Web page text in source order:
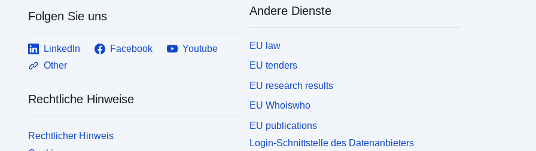
Folgen Sie uns
LinkedIn Facebook
Youtube
Other
Rechtliche Hinweise
Rechtlicher Hinweis
Andere Dienste
EU law
EU tenders
EU research results
EU Whoiswho
EU publications
Login-Schnittstelle des Datenanbieters